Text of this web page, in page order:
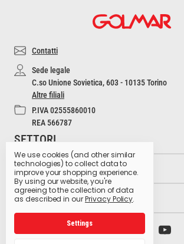
Contatti
Sede legale
C.so Unione Sovietica, 603 - 10135 Torino
Altre filiali
P.IVA 02555860010
REA 566787
SETTORI
Industria e Artigianato
Settore Medico
Settore Estetico
Hospitality
INFO
Contatti
Cultura dell'Igiene
Glossario dei pittogrammi
LINK UTILI
Archivio preparati pericolosi
We use cookies (and other similar
technologies) to collect data to
improve your shopping experience.
By using our website, you're
agreeing to the collection of data
as described in ourPrivacy Policy.
Settings